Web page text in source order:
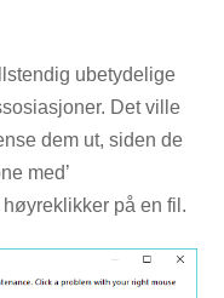
ubetydelige
Det ville
dem ut, siden de
med’
på en fil.